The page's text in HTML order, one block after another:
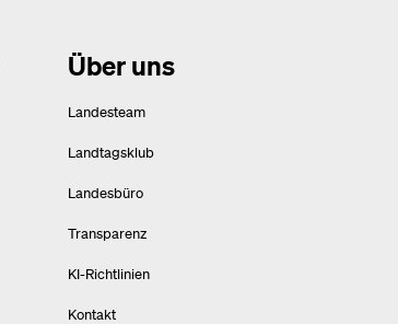
Über uns
Landesteam
Landtagsklub
Landesbüro
Transparenz
KI-Richtlinien
Kontakt